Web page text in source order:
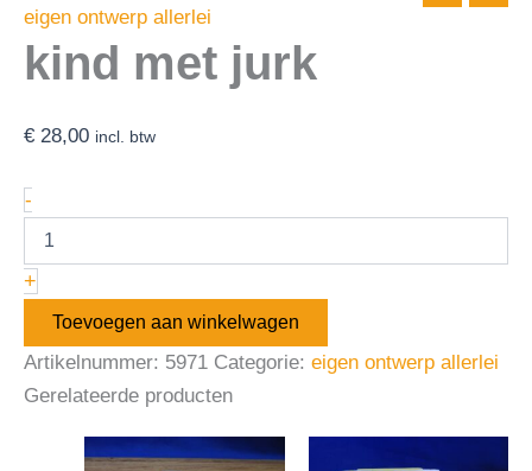
eigen ontwerp allerlei
kind met jurk
€ 28,00 incl. btw
-
+
Toevoegen aan winkelwagen
Artikelnummer: 5971 Categorie: eigen ontwerp allerlei
Gerelateerde producten